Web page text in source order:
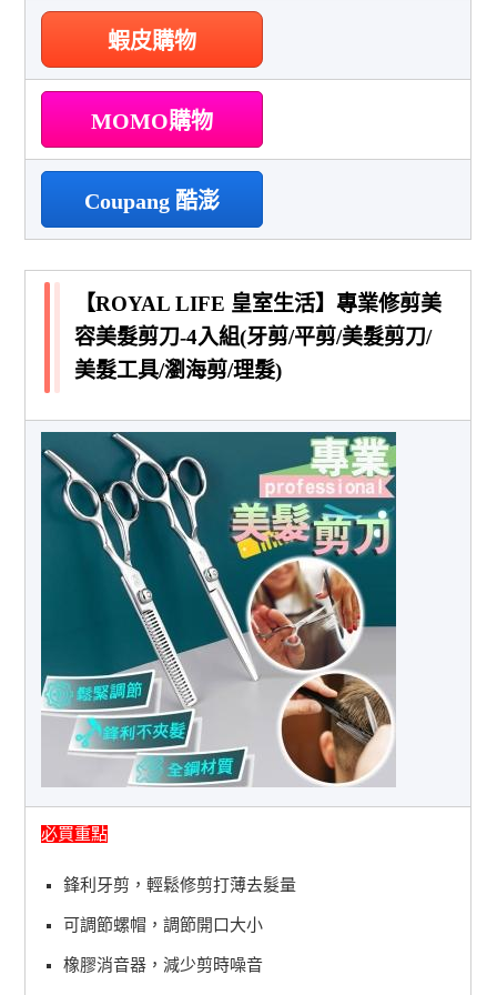
蝦皮購物
MOMO購物
Coupang 酷澎
【ROYAL LIFE 皇室生活】專業修剪美
容美髮剪刀-4入組(牙剪/平剪/美髮剪刀/
美髮工具/瀏海剪/理髮)
必買重點
鋒利牙剪，輕鬆修剪打薄去髮量
可調節螺帽，調節開口大小
橡膠消音器，減少剪時噪音